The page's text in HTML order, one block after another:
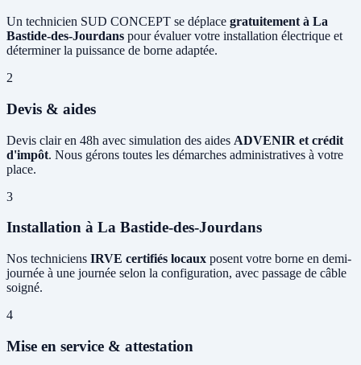
Un technicien SUD CONCEPT se déplace gratuitement à La
Bastide-des-Jourdans pour évaluer votre installation électrique et
déterminer la puissance de borne adaptée.
2
Devis & aides
Devis clair en 48h avec simulation des aides ADVENIR et crédit
d'impôt. Nous gérons toutes les démarches administratives à votre
place.
3
Installation à La Bastide-des-Jourdans
Nos techniciens IRVE certifiés locaux posent votre borne en demi-
journée à une journée selon la configuration, avec passage de câble
soigné.
4
Mise en service & attestation